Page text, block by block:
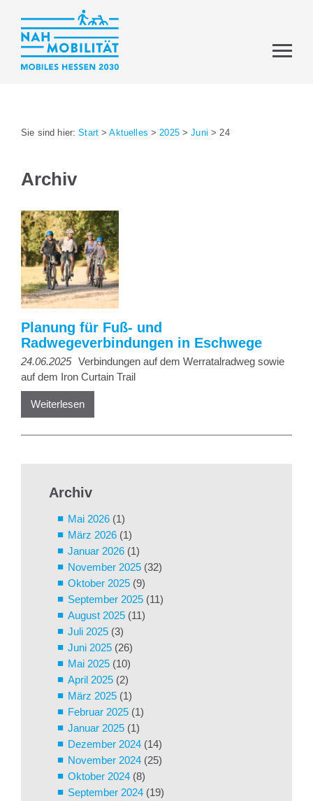
Sie sind hier:Start >Aktuelles >2025>Juni >24
Archiv
Planung für Fuß- und
Radwegeverbindungen in Eschwege
24.06.2025 Verbindungen auf dem Werratalradweg sowie
auf dem Iron Curtain Trail
Weiterlesen
Archiv
Mai 2026 (1)
März 2026 (1)
Januar 2026 (1)
November 2025 (32)
Oktober 2025 (9)
September 2025 (11)
August 2025 (11)
Juli 2025 (3)
Juni 2025 (26)
Mai 2025 (10)
April 2025 (2)
März 2025 (1)
Februar 2025 (1)
Januar 2025 (1)
Dezember 2024 (14)
November 2024 (25)
Oktober 2024 (8)
September 2024 (19)